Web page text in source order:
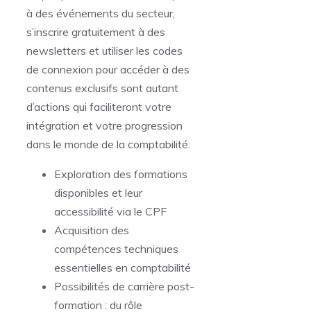
à des événements du secteur,
s’inscrire gratuitement à des
newsletters et utiliser les codes
de connexion pour accéder à des
contenus exclusifs sont autant
d’actions qui faciliteront votre
intégration et votre progression
dans le monde de la comptabilité.
Exploration des formations
disponibles et leur
accessibilité via le CPF
Acquisition des
compétences techniques
essentielles en comptabilité
Possibilités de carrière post-
formation : du rôle